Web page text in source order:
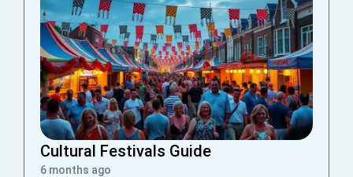
Cultural Festivals Guide
6 months ago